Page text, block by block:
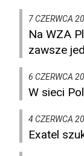
7 CZERWCA
Na WZA
zawsze
6 CZERWCA
W sieci
4 CZERWCA
Exatel